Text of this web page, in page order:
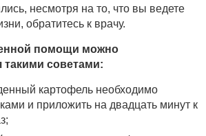
несмотря на то, что вы ведете
обратитесь к врачу.
помощи можно
такими советами:
картофель необходимо
и приложить на двадцать минут к